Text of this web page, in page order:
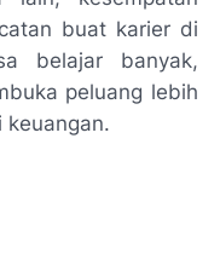
buat karier di
belajar banyak,
peluang lebih